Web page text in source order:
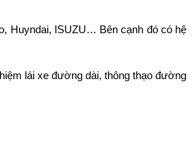
Huyndai, ISUZU… Bên cạnh đó có hệ
lái xe đường dài, thông thạo đường